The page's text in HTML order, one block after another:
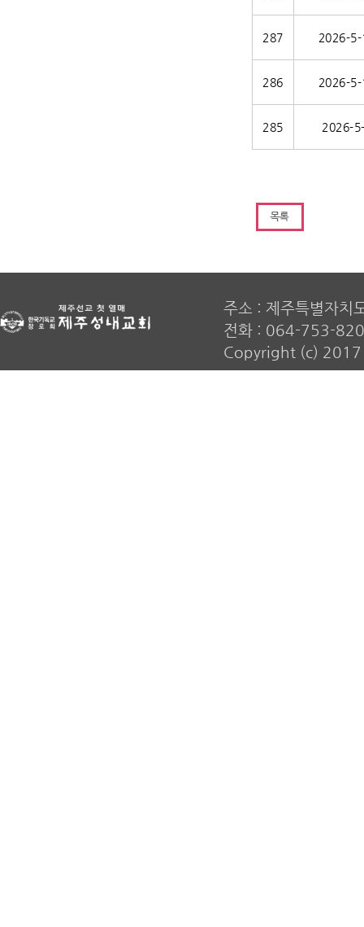
287 2026-5-
286 2026-5-
285 2026-
주소 : 제주특별자치
전화 : 064-753-
Copyright (c) 2017